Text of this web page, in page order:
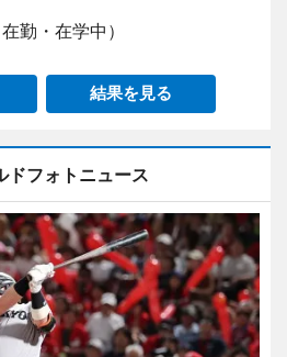
勤・在学中）
結果を見る
ドフォトニュース